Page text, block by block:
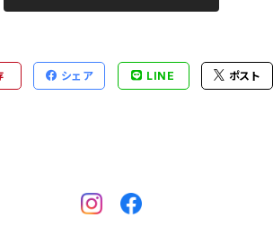
シェア LINE ポスト